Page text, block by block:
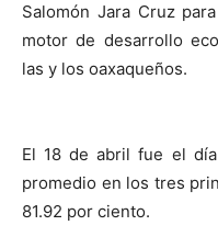
Salomón Jara Cruz
motor de desarrollo
las y los oaxaqueños.
El 18 de abril fue el
promedio en los tres
81.92 por ciento.